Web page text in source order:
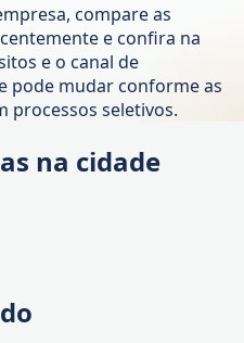
compare as
e confira na
e o canal de
pode mudar conforme as
processos seletivos.
na cidade